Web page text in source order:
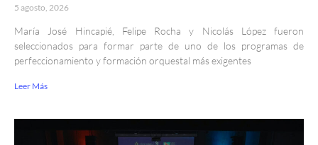
5 agosto, 2026
María José Hincapié, Felipe Rocha y Nicolás López fueron
seleccionados para formar parte de uno de los programas de
perfeccionamiento y formación orquestal más exigentes
Leer Más